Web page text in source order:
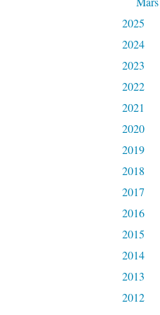
2025
2024
2023
2022
2021
2020
2019
2018
2017
2016
2015
2014
2013
2012